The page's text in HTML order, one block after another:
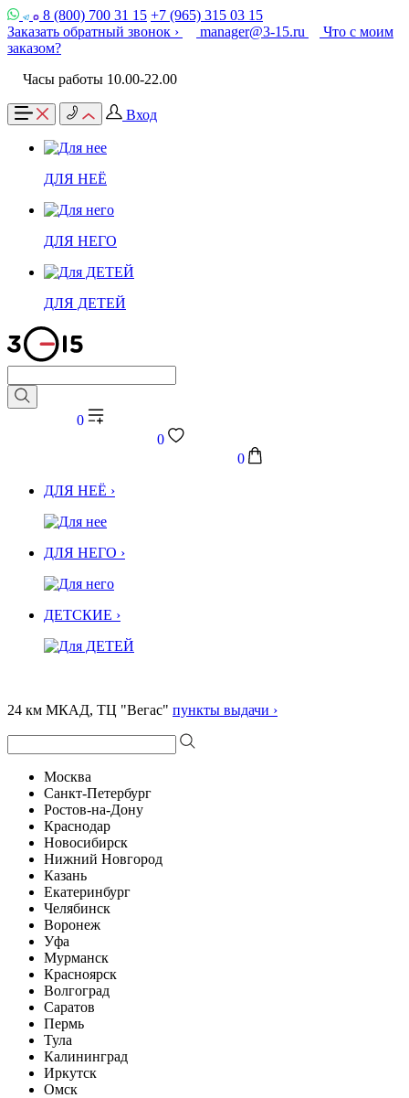
8 (800) 700 31 15 +7 (965) 315 03 15
Заказать обратный звонок ›
manager@3-15.ru
Что с моим
заказом?
Часы работы 10.00-22.00
Вход
ДЛЯ НЕЁ
ДЛЯ НЕГО
ДЛЯ ДЕТЕЙ
0
0
0
ДЛЯ НЕЁ ›
ДЛЯ НЕГО ›
ДЕТСКИЕ ›
24 км МКАД, ТЦ "Вегас" пункты выдачи ›
Москва
Санкт-Петербург
Ростов-на-Дону
Краснодар
Новосибирск
Нижний Новгород
Казань
Екатеринбург
Челябинск
Воронеж
Уфа
Мурманск
Красноярск
Волгоград
Саратов
Пермь
Тула
Калининград
Иркутск
Омск